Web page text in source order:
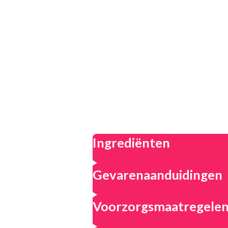
Ingrediënten
Gevarenaanduidingen
Voorzorgsmaatregelen